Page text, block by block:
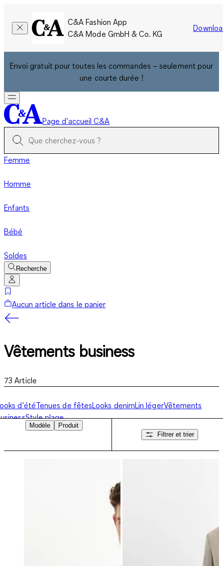
C&A Fashion App
C&A Mode GmbH & Co. KG
Envoi gratuit pour toutes les commandes – seulement pour
une courte durée !
Page d’accueil C&A
Femme
Homme
Enfants
Bébé
Soldes
Recherche
Aucun article dans le panier
Vêtements business
73 Article
d'étéTenues de fêtesLooks denimLin légerVêtements
Style plage
Modèle
Produit
Filtrer et trier